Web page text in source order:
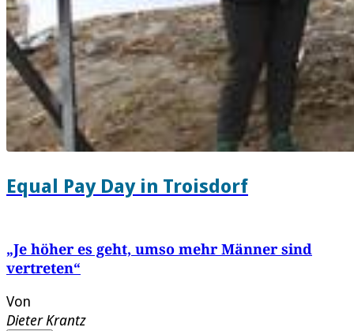
Equal Pay Day in Troisdorf
„Je höher es geht, umso mehr Männer sind
vertreten“
Von
Dieter Krantz